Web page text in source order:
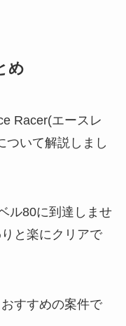
め
Racer(エースレ
ついて解説しまし
ル80に到達しませ
と楽にクリアで
すすめの案件で